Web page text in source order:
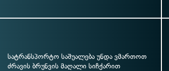
სატრანსპორტო საშუალება უნდა ვმართოთ
ძრავის ბრუნვის მაღალი სიჩქარით